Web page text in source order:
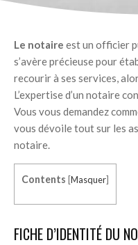
Le notaire est un officier
s’avère précieuse pour
recourir à ses services,
L’expertise d’un notaire
Vous vous demandez
vous dévoile tout sur les
notaire.
Contents [Masquer]
FICHE D’IDENTITÉ DU